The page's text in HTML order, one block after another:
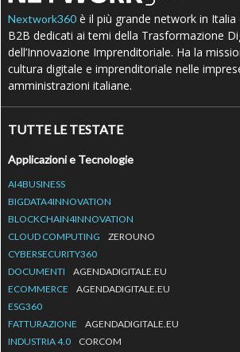
Nextwork360 è il più grande network in
B2B dedicati ai temi della Trasformazione
dell’Innovazione Imprenditoriale. Ha la
cultura digitale e imprenditoriale nelle
amministrazioni italiane.
TUTTE LE TESTATE
Applicazioni e Tecnologie
AI4BUSINESS
BIGDATA4INNOVATION
BLOCKCHAIN4INNOVATION
CLOUD COMPUTING
ZEROUNO
CYBERSECURITY360
DOCUMENTI
AGENDADIGITALE.EU
ECOMMERCE
AGENDADIGITALE.EU
ESG360
FATTURAZIONE
AGENDADIGITALE.EU
INDUSTRIA 4.0
CORCOM